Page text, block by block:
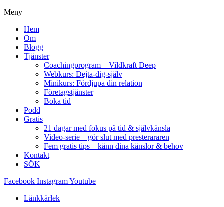
Meny
Hem
Om
Blogg
Tjänster
Coachingprogram – Vildkraft Deep
Webkurs: Dejta-dig-själv
Minikurs: Fördjupa din relation
Företagstjänster
Boka tid
Podd
Gratis
21 dagar med fokus på tid & självkänsla
Video-serie – gör slut med presterararen
Fem gratis tips – känn dina känslor & behov
Kontakt
SÖK
Facebook InstagramYoutube
Länkkärlek